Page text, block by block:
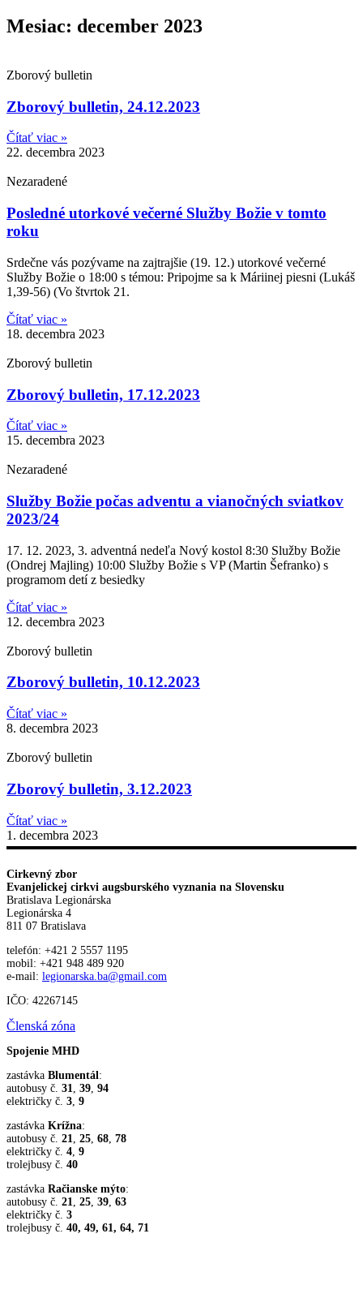
Mesiac: december 2023
Zborový bulletin
Zborový bulletin, 24.12.2023
Čítať viac »
22. decembra 2023
Nezaradené
Posledné utorkové večerné Služby Božie v tomto
roku
Srdečne vás pozývame na zajtrajšie (19. 12.) utorkové večerné
Služby Božie o 18:00 s témou: Pripojme sa k Máriinej piesni (Lukáš
1,39-56) (Vo štvrtok 21.
Čítať viac »
18. decembra 2023
Zborový bulletin
Zborový bulletin, 17.12.2023
Čítať viac »
15. decembra 2023
Nezaradené
Služby Božie počas adventu a vianočných sviatkov
2023/24
17. 12. 2023, 3. adventná nedeľa Nový kostol 8:30 Služby Božie
(Ondrej Majling) 10:00 Služby Božie s VP (Martin Šefranko) s
programom detí z besiedky
Čítať viac »
12. decembra 2023
Zborový bulletin
Zborový bulletin, 10.12.2023
Čítať viac »
8. decembra 2023
Zborový bulletin
Zborový bulletin, 3.12.2023
Čítať viac »
1. decembra 2023
Cirkevný zbor
Evanjelickej cirkvi augsburského vyznania na Slovensku
Bratislava Legionárska
Legionárska 4
811 07 Bratislava
telefón: +421 2 5557 1195
mobil: +421 948 489 920
e-mail: legionarska.ba@gmail.com
IČO: 42267145
Členská zóna
Spojenie MHD
zastávka Blumentál:
autobusy č. 31 39 94
električky č. 3 9
zastávka Krížna:
autobusy č. 21 25 68 78
električky č. 4 9
trolejbusy č. 40
zastávka Račianske mýto:
autobusy č. 21 25 39 63
električky č. 3
trolejbusy č. 40, 49, 61, 64, 71